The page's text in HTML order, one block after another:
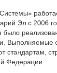
Эл с 2006
Выполняемые
стандартам,
Федерации.